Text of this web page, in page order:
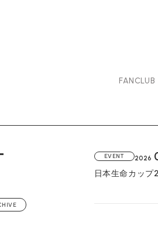
FANCLUB
EVENT 2026
日本生命カッ